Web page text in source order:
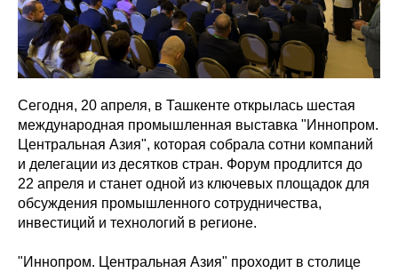
Сегодня, 20 апреля, в Ташкенте открылась шестая
международная промышленная выставка "Иннопром.
Центральная Азия", которая собрала сотни компаний
и делегации из десятков стран. Форум продлится до
22 апреля и станет одной из ключевых площадок для
обсуждения промышленного сотрудничества,
инвестиций и технологий в регионе.
"Иннопром. Центральная Азия" проходит в столице